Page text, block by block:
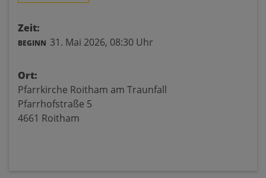
Zeit:
BEGINN 31. Mai 2026, 08:30 Uhr
Ort:
Pfarrkirche Roitham am Traunfall
Pfarrhofstraße 5
4661 Roitham